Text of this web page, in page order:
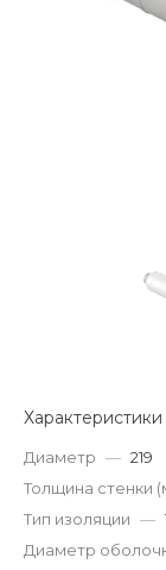
Характеристики
Диаметр — 219
Толщина стенки
Тип изоляции —
Диаметр